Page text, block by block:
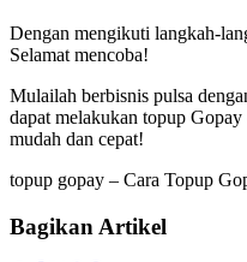
Dengan mengikuti langkah-
Selamat mencoba!
Mulailah berbisnis pulsa
dapat melakukan topup
mudah dan cepat!
topup gopay – Cara Topup
Bagikan Artikel